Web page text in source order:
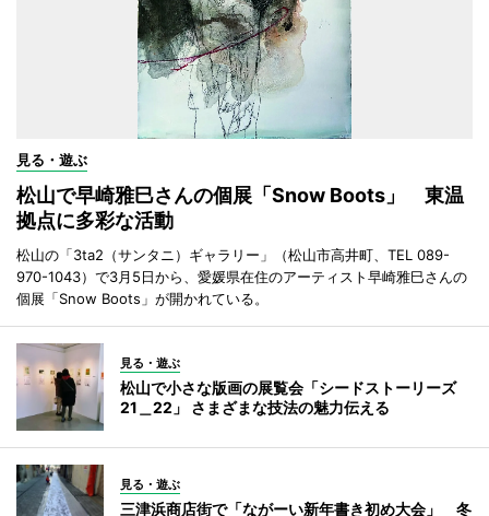
見る・遊ぶ
松山で早崎雅巳さんの個展「Snow Boots」 東温
拠点に多彩な活動
松山の「3ta2（サンタニ）ギャラリー」（松山市高井町、TEL 089-
970-1043）で3月5日から、愛媛県在住のアーティスト早崎雅巳さんの
個展「Snow Boots」が開かれている。
見る・遊ぶ
松山で小さな版画の展覧会「シードストーリーズ
21＿22」 さまざまな技法の魅力伝える
見る・遊ぶ
三津浜商店街で「ながーい新年書き初め大会」 冬